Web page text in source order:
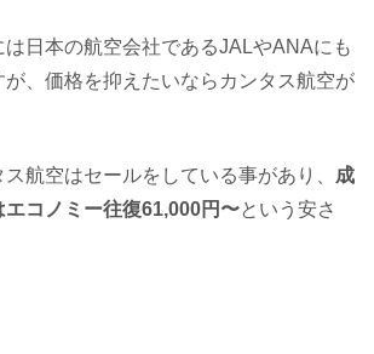
日本の航空会社であるJALやANAにも
が、価格を抑えたいならカンタス航空が
航空はセールをしている事があり、 成
エコノミー往復61,000円〜という安さ